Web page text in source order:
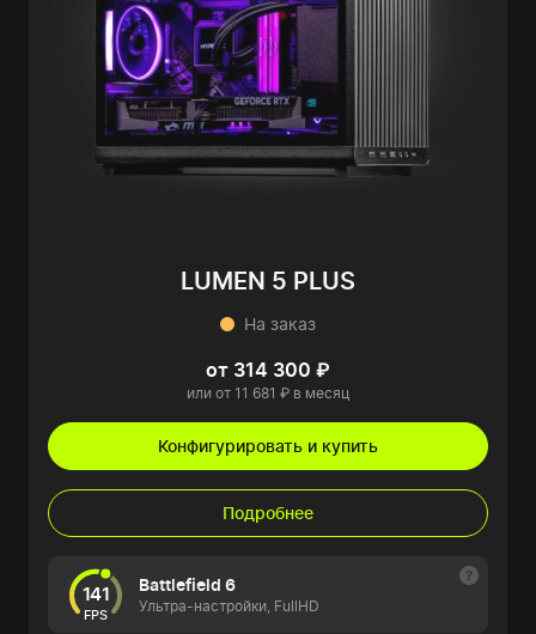
LUMEN 5 PLUS
На заказ
от 314 300 ₽
или от 11 681 ₽ в месяц
Конфигурировать и купить
Подробнее
141
FPS
Battlefield 6
Ультра-настройки, FullHD